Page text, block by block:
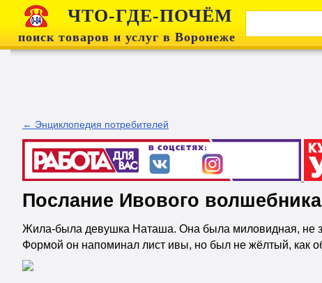
ЧТО-ГДЕ-ПОЧЁМ
поиск товаров и услуг в Воронеже
← Энциклопедия потребителей
Послание Ивового
Жила-была девушка Наташа. Она была миловидная, не
Формой он напоминал лист ивы, но был не жёлтый, как